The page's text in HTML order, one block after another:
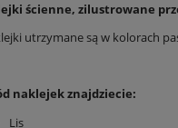
ścienne, zilustrowane
utrzymane są w kolorach
naklejek znajdziecie:
Lis